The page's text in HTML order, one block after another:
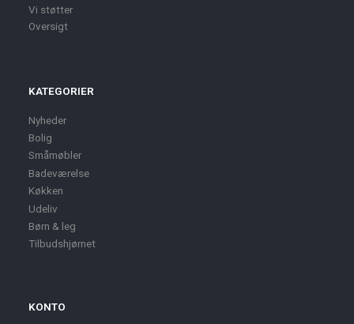
Vi støtter
Oversigt
KATEGORIER
Nyheder
Bolig
Småmøbler
Badeværelse
Køkken
Udeliv
Børn & leg
Tilbudshjørnet
KONTO